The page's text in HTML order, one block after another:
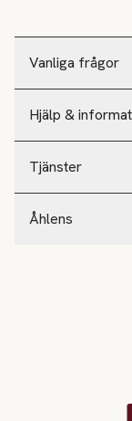
Vanliga frågor
Hjälp &
Tjänster
Åhlens